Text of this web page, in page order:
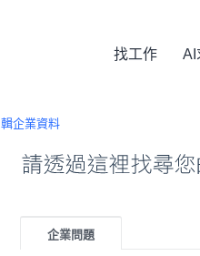
找工作 AI
企業資料
企業問題